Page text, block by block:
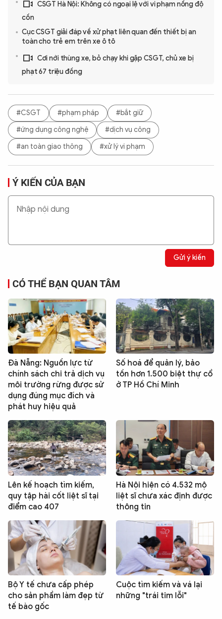
CSGT Hà Nội: Không có ngoại lệ với vi phạm nồng độ
cồn
Cục CSGT giải đáp về xử phạt liên quan đến thiết bị an
toàn cho trẻ em trên xe ô tô
Cơi nới thùng xe, bỏ chạy khi gặp CSGT, chủ xe bị
phạt 67 triệu đồng
#CSGT #phạm pháp
#bắt giữ
#ứng dụng công nghệ
#dịch vụ công
#an toàn giao thông
#xử lý vi phạm
Ý KIẾN CỦA BẠN
Gửi ý kiến
CÓ THỂ BẠN QUAN TÂM
Đà Nẵng: Nguồn lực từ
chính sách chi trả dịch vụ
môi trường rừng được sử
dụng đúng mục đích và
phát huy hiệu quả
Số hoá để quản lý, bảo
tồn hơn 1.500 biệt thự cổ
ở TP Hồ Chí Minh
Lên kế hoạch tìm kiếm,
quy tập hài cốt liệt sĩ tại
điểm cao 407
Hà Nội hiện có 4.532 mộ
liệt sĩ chưa xác định được
thông tin
Bộ Y tế chưa cấp phép
cho sản phẩm làm đẹp từ
tế bào gốc
Cuộc tìm kiếm và vá lại
những "trái tim lỗi"